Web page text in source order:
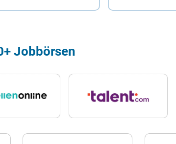
Jobbörsen